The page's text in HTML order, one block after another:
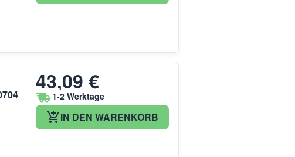
43,09 €
1-2 Werktage
IN DEN WARENKORB